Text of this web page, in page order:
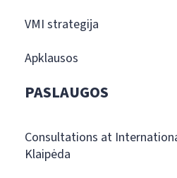
VMI strategija
Apklausos
PASLAUGOS
Consultations at
Klaipėda